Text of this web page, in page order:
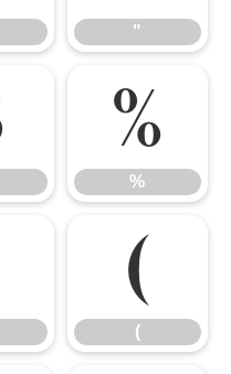
"
%
%
(
(